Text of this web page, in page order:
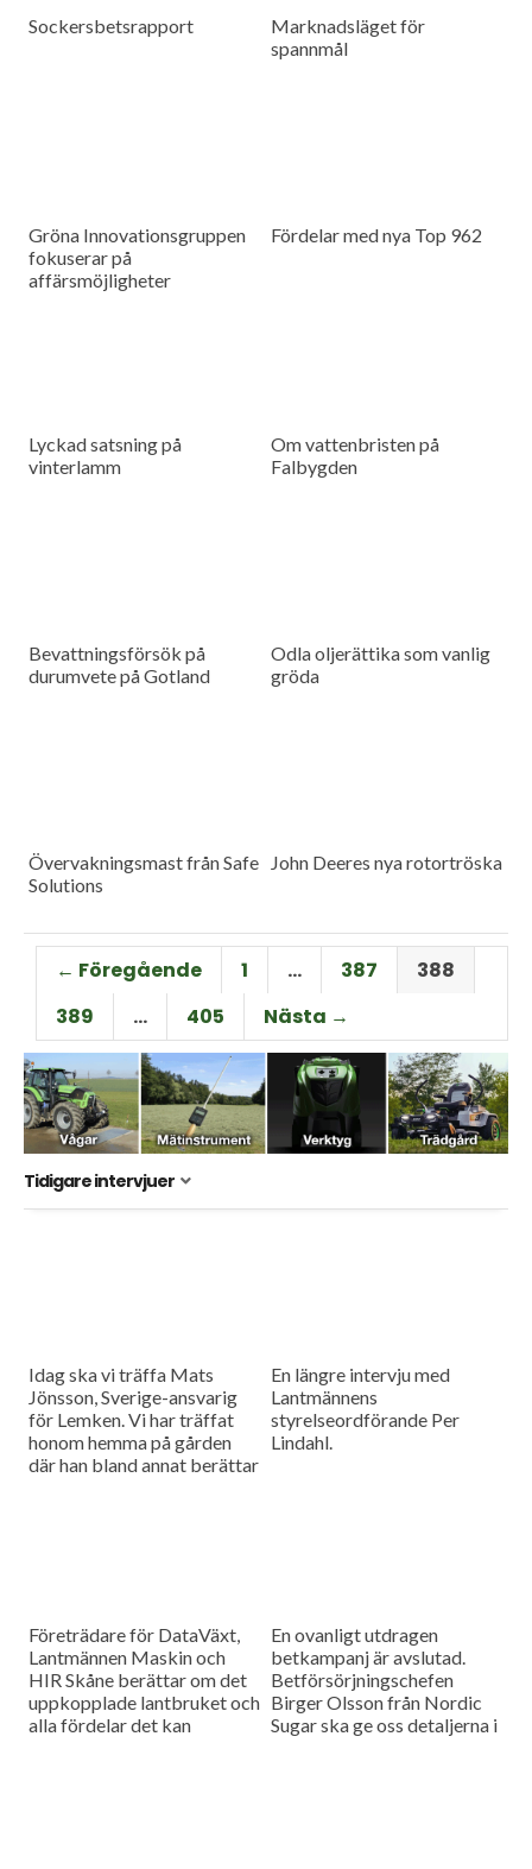
Sockersbetsrapport
Marknadsläget för
spannmål
Gröna Innovationsgruppen
fokuserar på
affärsmöjligheter
Fördelar med nya Top 962
Lyckad satsning på
vinterlamm
Om vattenbristen på
Falbygden
Bevattningsförsök på
durumvete på Gotland
Odla oljerättika som vanlig
gröda
Övervakningsmast från Safe
Solutions
John Deeres nya rotortröska
← Föregående 1 … 387
388
389
… 405 Nästa →
Tidigare intervjuer
Idag ska vi träffa Mats
Jönsson, Sverige-ansvarig
för Lemken. Vi har träffat
honom hemma på gården
där han bland annat berättar
En längre intervju med
Lantmännens
styrelseordförande Per
Lindahl.
Företrädare för DataVäxt,
Lantmännen Maskin och
HIR Skåne berättar om det
uppkopplade lantbruket och
alla fördelar det kan
En ovanligt utdragen
betkampanj är avslutad.
Betförsörjningschefen
Birger Olsson från Nordic
Sugar ska ge oss detaljerna i